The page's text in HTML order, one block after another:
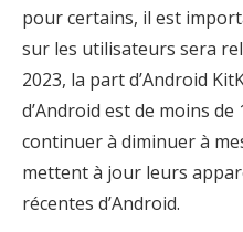
pour certains, il est
sur les utilisateurs sera
2023, la part d’Android
d’Android est de moins
continuer à diminuer à
mettent à jour leurs
récentes d’Android.